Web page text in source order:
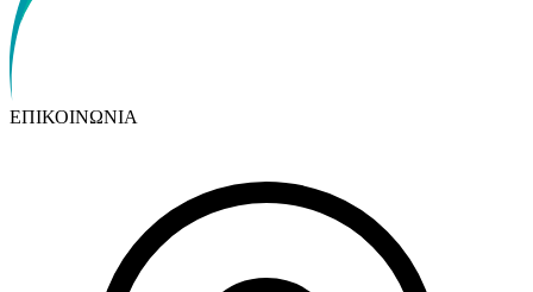
ΕΠΙΚΟΙΝΩΝΙΑ